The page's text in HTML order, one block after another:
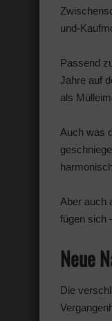
und-
Passend
Jahre auf
als
Auch was
Aber auch
fügen sich
Neue
Die